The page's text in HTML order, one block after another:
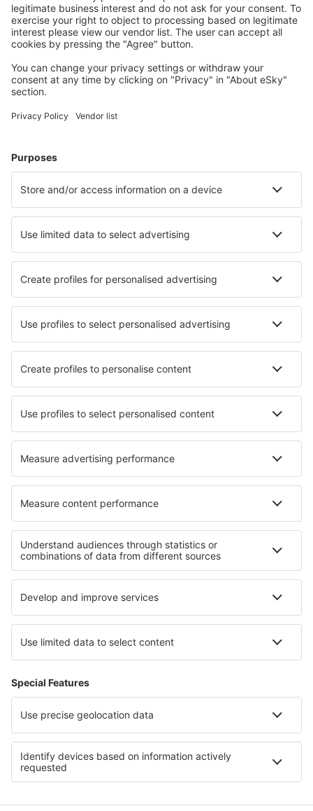
Accommodaties die u bevallen
Kies uit meer dan 1,3 miljoen accommodaties: hotels,
Meest gezochte hotels door eSky-gebruikers
Hotels in Calgary Hotels in Toronto
Hotels in Vancouver Hotels in Piedmont
Hotels in La Malbaie Hotels in Halifax
Beste hotels - steden
Hotels in Saint-Mamet Hotels in Helpsen
Hotels in Mouans-Sartoux Hotels in Biwabik
Hotels Tespe Hotels in Horn
Hotels in Saint-Denis-d'Anjou Hotels in Ilchester
Beste hotels - regio's
Hotels in Banff National Park Hotels in Prins Edwardeiland
Hotels in Nationaal park Jasper Hotels in Podhale and Orava
Hotels Bansko province Hotels in Otztal
Hotels in Playa Blanca Hotels in Lake Nacimiento